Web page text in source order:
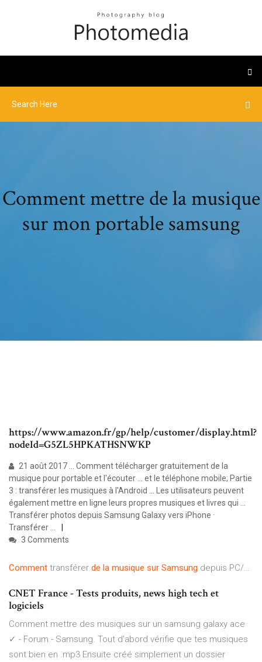
Comment mettre de la musique
sur mon portable samsung
https://www.amazon.fr/gp/help/customer/display.html?
nodeId=G5ZL5HPKATHSNWKP
21 août 2017 ... Comment télécharger gratuitement de la
musique pour portable et l'écouter ... et le téléphone mobile; Partie
3 : transférer les musiques à l'Android ... Les utilisateurs peuvent
également mettre en ligne leurs propres musiques et livres qui ...
Transférer photos depuis Samsung Galaxy vers iPhone ·
Transférer ...
3 Comments
Comment transférer de la musique sur Samsung depuis PC/…
CNET France - Tests produits, news high tech et
logiciels
Comment mettre des musiques sur un samsung galaxy ace
✓ - Forum - Samsung. Tout d'abord vérifie que tes musiques
sont bien en .mp3 Ensuite créé simplement un dossier